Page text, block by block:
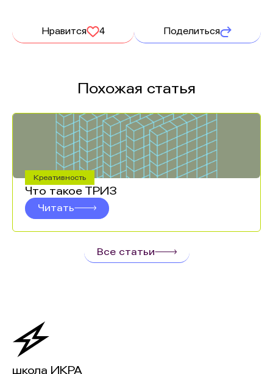
Нравится 4 Поделиться
Похожая статья
Креативность
Что такое ТРИЗ
Читать
Все статьи
школа ИКРА